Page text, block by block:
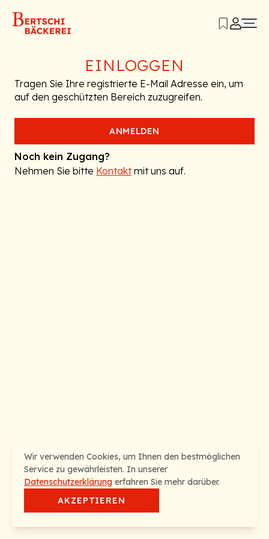
EINLOGGEN
Tragen Sie Ihre registrierte E-Mail Adresse ein, um
auf den geschützten Bereich zuzugreifen.
ANMELDEN
Noch kein Zugang?
Nehmen Sie bitte Kontakt mit uns auf.
Wir verwenden Cookies, um Ihnen den bestmöglichen
Service zu gewährleisten. In unserer
Datenschutzerklärung erfahren Sie mehr darüber.
AKZEPTIEREN